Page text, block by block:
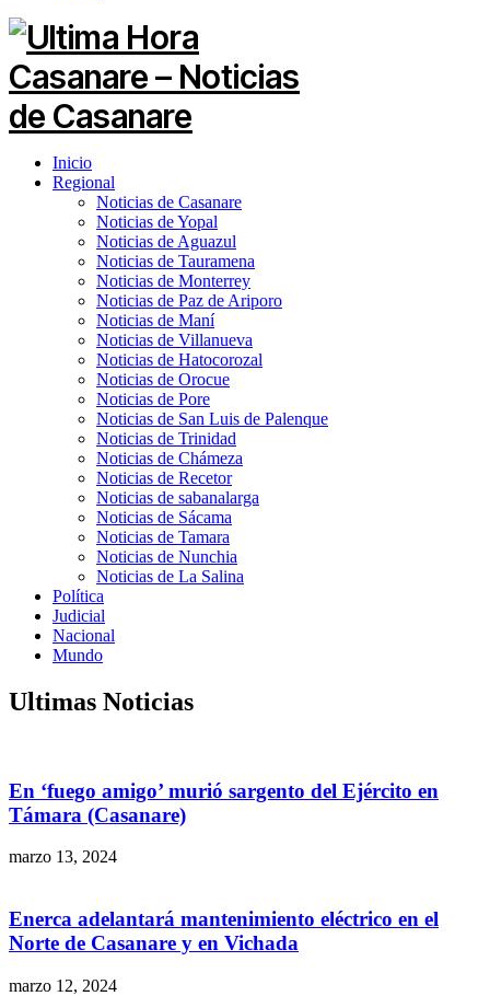
Inicio
Regional
Noticias de Casanare
Noticias de Yopal
Noticias de Aguazul
Noticias de Tauramena
Noticias de Monterrey
Noticias de Paz de Ariporo
Noticias de Maní
Noticias de Villanueva
Noticias de Hatocorozal
Noticias de Orocue
Noticias de Pore
Noticias de San Luis de Palenque
Noticias de Trinidad
Noticias de Chámeza
Noticias de Recetor
Noticias de sabanalarga
Noticias de Sácama
Noticias de Tamara
Noticias de Nunchia
Noticias de La Salina
Política
Judicial
Nacional
Mundo
Ultimas Noticias
En ‘fuego amigo’ murió sargento del Ejército en
Támara (Casanare)
marzo 13, 2024
Enerca adelantará mantenimiento eléctrico en el
Norte de Casanare y en Vichada
marzo 12, 2024